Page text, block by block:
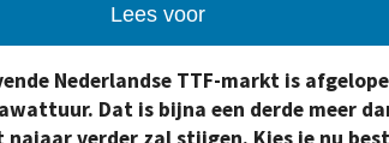
Lees voor
Nederlandse TTF-markt is
Dat is bijna een derde meer